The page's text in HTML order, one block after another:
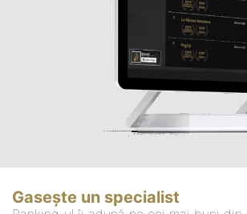
Gasește un specialist